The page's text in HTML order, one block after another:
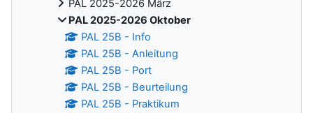
PAL 2025-2026 März
PAL 2025-2026 Oktober
PAL 25B - Info
PAL 25B - Anleitung
PAL 25B - Port
PAL 25B - Beurteilung
PAL 25B - Praktikum